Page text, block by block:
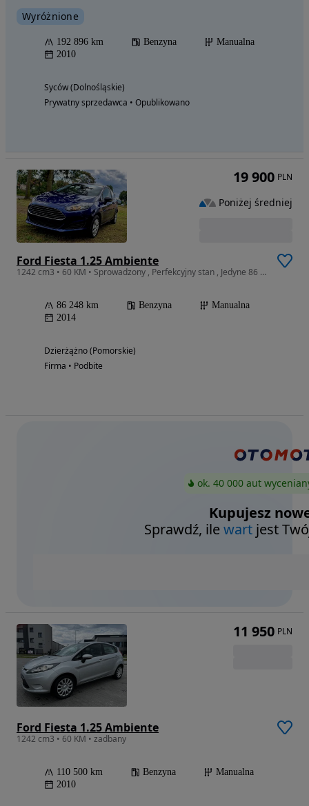
Wyróżnione
192 896 km Benzyna
Manualna
2010
Syców (Dolnośląskie)
Prywatny sprzedawca • Opublikowano
Ford Fiesta 1.25 Ambiente
1242 cm3 • 60 KM • Sprowadzony , Perfekcyjny stan , Jedyne 86 ooo km przebiegu
86 248 km Benzyna
Manualna
2014
Dzierżążno (Pomorskie)
Firma • Podbite
19 900 PLN
Poniżej średniej
ok. 40 000 aut
Kupujesz
Sprawdź, ilewart jest
Ford Fiesta 1.25 Ambiente
1242 cm3 • 60 KM • zadbany
110 500 km Benzyna
Manualna
2010
11 950 PLN